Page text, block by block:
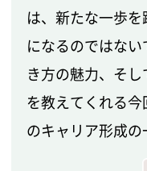
は、新たな一歩
になるのではな
き方の魅力、そ
を教えてくれる
のキャリア形成の